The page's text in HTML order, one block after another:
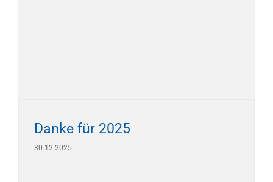
Danke für 2025
30.12.2025